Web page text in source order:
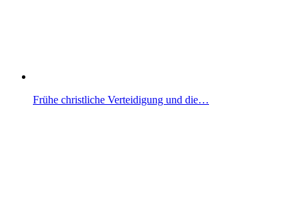
Frühe christliche Verteidigung und die…